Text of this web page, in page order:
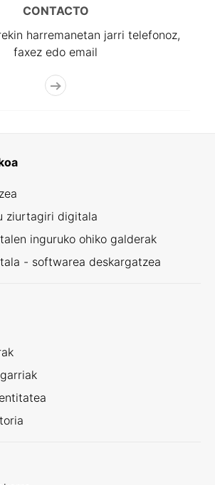
CONTACTO
harremanetan jarri telefonoz,
faxez edo email
ziurtagiri digitala
inguruko ohiko galderak
- softwarea deskargatzea